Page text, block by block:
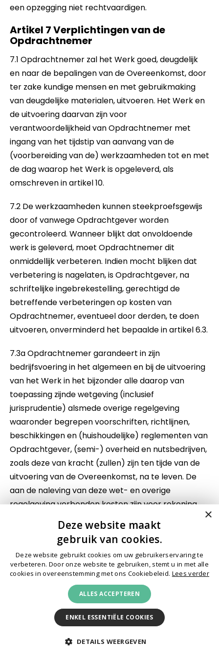
een opzegging niet rechtvaardigen.
Artikel 7 Verplichtingen van de
Opdrachtnemer
7.1 Opdrachtnemer zal het Werk goed, deugdelijk
en naar de bepalingen van de Overeenkomst, door
ter zake kundige mensen en met gebruikmaking
van deugdelijke materialen, uitvoeren. Het Werk en
de uitvoering daarvan zijn voor
verantwoordelijkheid van Opdrachtnemer met
ingang van het tijdstip van aanvang van de
(voorbereiding van de) werkzaamheden tot en met
de dag waarop het Werk is opgeleverd, als
omschreven in artikel 10.
7.2 De werkzaamheden kunnen steekproefsgewijs
door of vanwege Opdrachtgever worden
gecontroleerd. Wanneer blijkt dat onvoldoende
werk is geleverd, moet Opdrachtnemer dit
onmiddellijk verbeteren. Indien mocht blijken dat
verbetering is nagelaten, is Opdrachtgever, na
schriftelijke ingebrekestelling, gerechtigd de
betreffende verbeteringen op kosten van
Opdrachtnemer, eventueel door derden, te doen
uitvoeren, onverminderd het bepaalde in artikel 6.3.
7.3a Opdrachtnemer garandeert in zijn
bedrijfsvoering in het algemeen en bij de uitvoering
van het Werk in het bijzonder alle daarop van
toepassing zijnde wetgeving (inclusief
jurisprudentie) alsmede overige regelgeving
waaronder begrepen voorschriften, richtlijnen,
beschikkingen en (huishoudelijke) reglementen van
Opdrachtgever, (semi-) overheid en nutsbedrijven,
zoals deze van kracht (zullen) zijn ten tijde van de
uitvoering van de Overeenkomst, na te leven. De
aan de naleving van deze wet- en overige
regelgeving verbonden kosten zijn voor rekening
Opdrachtgever altijd en per omgaande informeren
indien zich wijzigingen voordoen in de normen en/of
wet en/of regelgevingen, welke gevolgen hebben
voor de Overeenkomst. Eventuele wijzigingen leiden
niet tot beëindiging van de Overeenkomst,
aanpassing van de vergoedingen of opschorting
van het Werk, echter wel tot naleving daarvan door
Opdrachtnemer. Opdrachtnemer vrijwaart
Opdrachtgever en Vastgoedmanager wegens het
×
Deze website maakt
gebruik van cookies.
Deze website gebruikt cookies om uw gebruikerservaring te
verbeteren. Door onze website te gebruiken, stemt u in met alle
cookies in overeenstemming met ons Cookiebeleid. Lees verder
ALLES ACCEPTEREN
ENKEL ESSENTIËLE COOKIES
DETAILS WEERGEVEN